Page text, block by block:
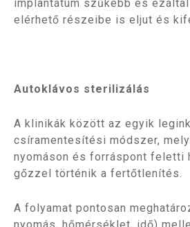
implantátum szűkebb és
elérhető részeibe is eljut és
Autoklávos sterilizálás
A klinikák között az egyik
csíramentesítési módszer,
nyomáson és forráspont feletti
gőzzel történik a fertőtlenítés.
A folyamat pontosan